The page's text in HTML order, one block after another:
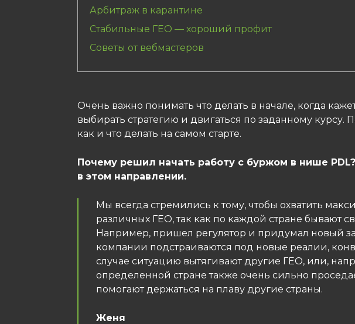
Арбитраж в карантине
Стабильные ГЕО — хороший профит
Советы от вебмастеров
Очень важно понимать что делать в начале, когда
выбирать стратегию и двигаться по заданному курсу.
как и что делать на самом старте.
Почему решил начать работу с буржом в нише
в этом направлении.
Мы всегда стремились к тому, чтобы охватить
различных ГЕО, так как по каждой стране бывают
Например, пришел регулятор и придумал новый
компании подстраиваются под новые реалии,
случае ситуацию вытягивают другие ГЕО, или,
определенной стране также очень сильно
помогают держаться на плаву другие страны.
Женя